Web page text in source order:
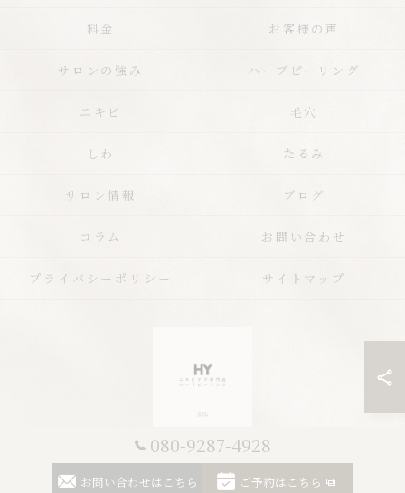
080-9287-4928
お問い合わせはこちら ご予約はこちら
料金 お客様の声
サロンの強み ハーブピーリング
ニキビ 毛穴
しわ たるみ
サロン情報 ブログ
コラム お問い合わせ
プライバシーポリシー サイトマップ
© 2026 栃木のエステならニキビケア専門店 ハーブピーリングHY ALL RIGHTS
RESERVED.